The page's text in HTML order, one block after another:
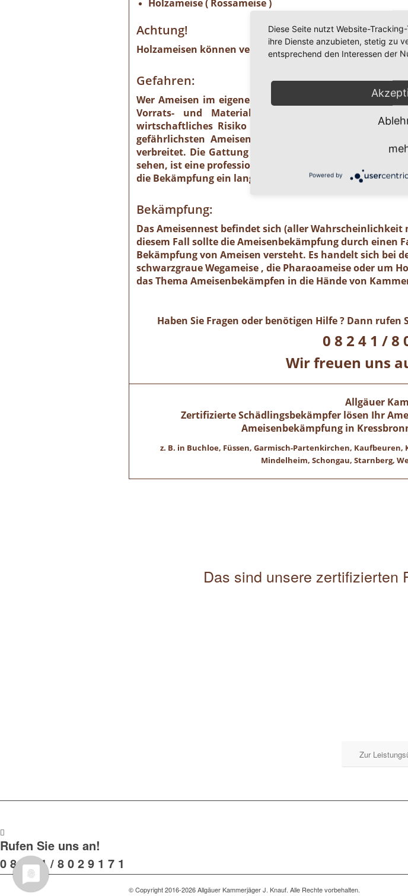
Holzameise ( Rossameise )
Achtung!
Holzameisen können verbautes Holz schädigen und
Gefahren:
Wer Ameisen im eigenen Heim entdeckt, sollte die
Vorrats- und Materialschädlinge, von denen ein
wirtschaftliches Risiko ausgehen kann wie z. B. von
gefährlichsten Ameisenarten überhaupt.
verbreitet. Die Gattung ist verhältnismäßig klein und
sehen, ist eine professionelle Schädlingsbekämpfung
die Bekämpfung ein langwieriger Prozess ( ca. 6 Monate
Bekämpfung:
Das Ameisennest befindet sich (aller
diesem Fall sollte die Ameisenbekämpfung durch einen
Bekämpfung von Ameisen versteht. Es handelt sich bei
schwarzgraue Wegameise , die Pharaoameise oder um
das Thema Ameisenbekämpfen in die Hände von
Haben Sie Fragen oder benötigen Hilfe ? Dann
0 8 2 4 1 / 8
Wir freuen uns
Allgäuer
Zertifizierte Schädlingsbekämpfer lösen Ihr
Ameisenbekämpfung in
z. B. in Buchloe, Füssen, Garmisch-Partenkirchen,
Mindelheim, Schongau, Starnberg,
Das sind unsere zertifizierten
Zur
Rufen Sie uns an!
0 8 2 4 1 / 8 0 2 9 1 7 1
© Copyright 2016-2026 Allgäuer Kammerjäger J. Knauf. Alle Rechte vorbehalten.
Diese Seite nutzt Website-
ihre Dienste anzubieten, stetig zu
entsprechend den Interessen der
Powered by